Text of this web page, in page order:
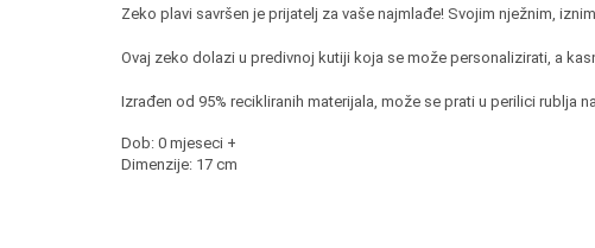
Zeko plavi savršen je prijatelj za vaše najmlađe! Svojim nježnim,
Ovaj zeko dolazi u predivnoj kutiji koja se može personalizirati, a
Izrađen od 95% recikliranih materijala, može se prati u perilici rublja
Dob: 0 mjeseci +
Dimenzije: 17 cm